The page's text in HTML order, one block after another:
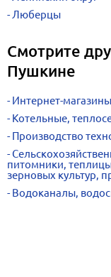
Люберцы
Смотрите
Пушкине
Интернет-
Котельные,
Производство
питомники,
зерновых культур,
Водоканалы,